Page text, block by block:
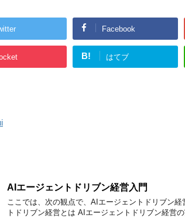
Facebook
B! はてブ
AIエージェントドリブン経営入門
ここでは、次の観点で、AIエージェントドリブン
トドリブン経営とは AIエージェントドリブン経営